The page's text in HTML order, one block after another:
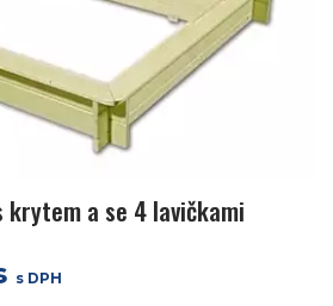
krytem a se 4 lavičkami
s DPH